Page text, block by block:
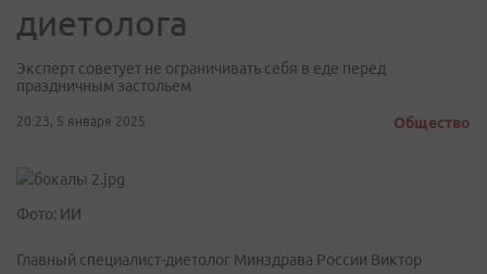
диетолога
Эксперт советует не ограничивать себя в еде перед
праздничным застольем
20:23, 5 января 2025 Общество
Фото: ИИ
Главный специалист-диетолог Минздрава России Виктор